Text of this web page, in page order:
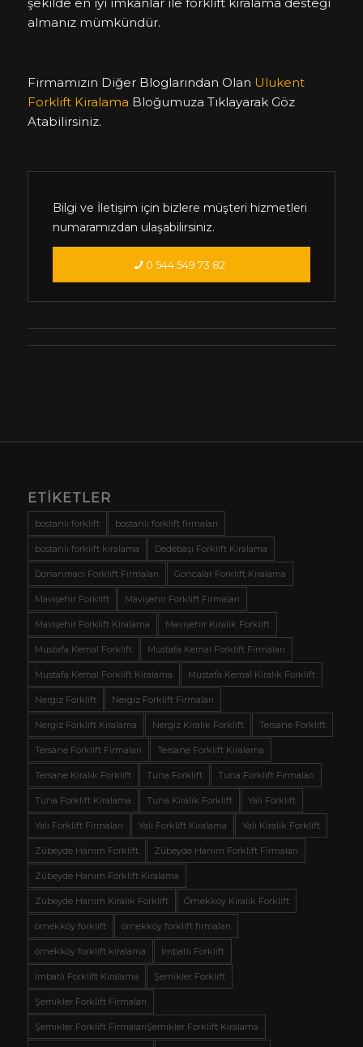
almanız mümkündür.
Firmamızın Diğer Bloglarından Olan Ulukent
Forklift Kiralama Bloğumuza Tıklayarak Göz
Atabilirsiniz.
Bilgi ve İletişim için bizlere müşteri hizmetleri
numaramızdan ulaşabilirsiniz.
0 544 549 73 82
ETIKETLER
bostanlı forklift bostanlı forklift firmaları
bostanlı forklift kiralama Dedebaşı Forklift Kiralama
Donanmacı Forklift Firmaları Goncalar Forklift Kiralama
Mavişehir Forklift Mavişehir Forklift Firmaları
Mavişehir Forklift Kiralama Mavişehir Kiralık Forklift
Mustafa Kemal Forklift Mustafa Kemal Forklift Firmaları
Mustafa Kemal Forklift Kiralama Mustafa Kemal Kiralık Forklift
Nergiz Forklift Nergiz Forklift Firmaları
Nergiz Forklift Kiralama Nergiz Kiralık Forklift Tersane Forklift
Tersane Forklift Firmaları Tersane Forklift Kiralama
Tersane Kiralık Forklift Tuna Forklift Tuna Forklift Firmaları
Tuna Forklift Kiralama Tuna Kiralık Forklift Yalı Forklift
Yalı Forklift Firmaları Yalı Forklift Kiralama Yalı Kiralık Forklift
Zübeyde Hanım Forklift Zübeyde Hanım Forklift Firmaları
Zübeyde Hanım Forklift Kiralama
Zübeyde Hanım Kiralık Forklift Örnekköy Kiralık Forklift
örnekköy forklift örnekköy forklift firmaları
örnekköy forklift kiralama İmbatlı Forklift
İmbatlı Forklift Kiralama Şemikler Forklift
Şemikler Forklift Firmaları
Şemikler Forklift FirmalarıŞemikler Forklift Kiralama